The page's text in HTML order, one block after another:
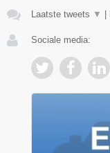
Laatste tweets ▼
Sociale media: